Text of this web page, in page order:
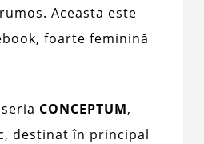
Aceasta este
foarte feminină
CONCEPTUM,
destinat în principal